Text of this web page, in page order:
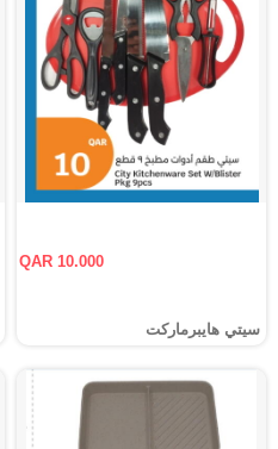
QAR 10.000
سيتي هايبرماركت